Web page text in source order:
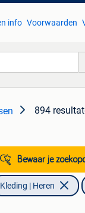
info Voorwaarden
894
Bewaar je
Kleding | Heren